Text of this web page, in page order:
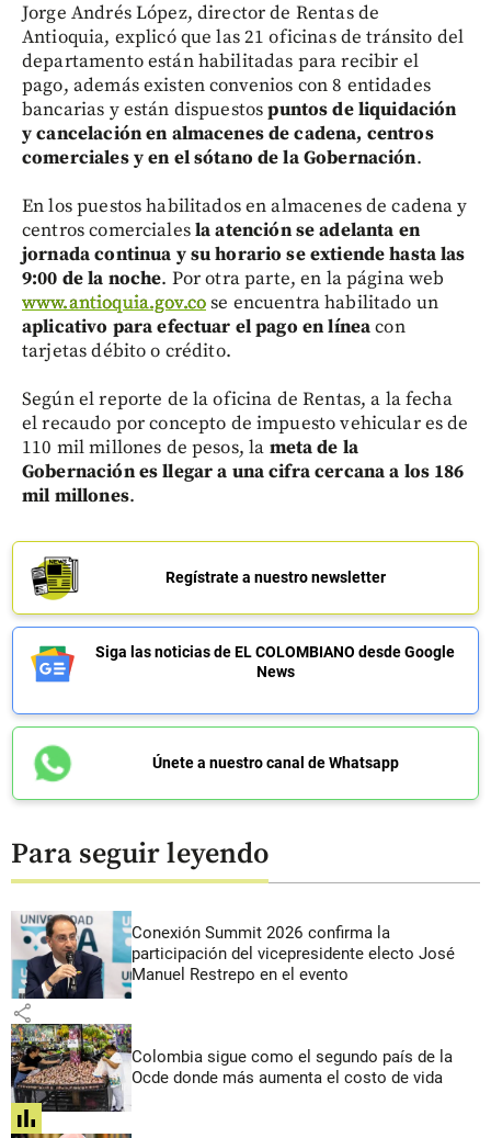
Jorge Andrés López, director de Rentas de
Antioquia, explicó que las 21 oficinas de tránsito del
departamento están habilitadas para recibir el
pago, además existen convenios con 8 entidades
bancarias y están dispuestospuntos de liquidación
y cancelación en almacenes de cadena, centros
comerciales y en el sótano de la Gobernación.
En los puestos habilitados en almacenes de cadena y
centros comercialesla atención se adelanta en
jornada continua y su horario se extiende hasta las
9:00 de la noche. Por otra parte, en la página web
www.antioquia.gov.cose encuentra habilitado un
aplicativo para efectuar el pago en líneacon
tarjetas débito o crédito.
Según el reporte de la oficina de Rentas, a la fecha
el recaudo por concepto de impuesto vehicular es de
110 mil millones de pesos, la meta de la
Gobernación es llegar a una cifra cercana a los 186
mil millones.
Regístrate a nuestro newsletter
Siga las noticias de EL COLOMBIANO desde Google
News
Únete a nuestro canal de Whatsapp
Para seguir leyendo
Conexión Summit 2026 confirma la
participación del vicepresidente electo José
Manuel Restrepo en el evento
share
Colombia sigue como el segundo país de la
Ocde donde más aumenta el costo de vida
share